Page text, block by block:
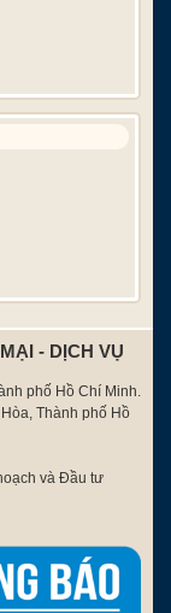
- DỊCH VỤ
phố Hồ Chí Minh.
Thành phố Hồ
và Đầu tư